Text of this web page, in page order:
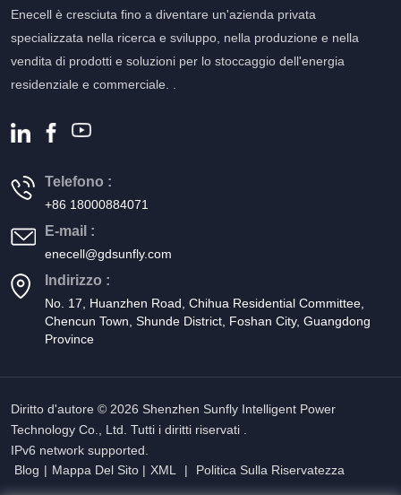
Enecell è cresciuta fino a diventare un'azienda privata
specializzata nella ricerca e sviluppo, nella produzione e nella
vendita di prodotti e soluzioni per lo stoccaggio dell'energia
residenziale e commerciale. .
Telefono :
+86 18000884071
E-mail :
enecell@gdsunfly.com
Indirizzo :
No. 17, Huanzhen Road, Chihua Residential Committee,
Chencun Town, Shunde District, Foshan City, Guangdong
Province
Diritto d'autore © 2026 Shenzhen Sunfly Intelligent Power
Technology Co., Ltd. Tutti i diritti riservati .
IPv6 network supported.
Blog | Mappa Del Sito | XML | Politica Sulla Riservatezza